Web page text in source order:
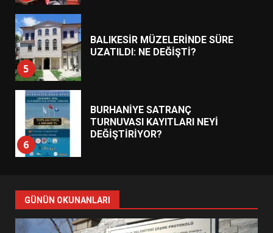
5
BALIKESİR MÜZELERİNDE SÜRE
UZATILDI: NE DEĞİŞTİ?
6
BURHANİYE SATRANÇ
TURNUVASI KAYITLARI NEYİ
DEĞİŞTİRİYOR?
7
YENİ YÖNETİM NASIL
ŞEKİLLENDİ?
GÜNÜN OKUNANLARI